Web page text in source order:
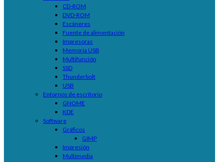
CD-ROM
DVD-ROM
Escáneres
Fuente de alimentación
Impresoras
Memoria USB
Multifunción
SSD
Thunderbolt
USB
Entornos de escritorio
GNOME
KDE
Software
Gráficos
GIMP
Impresión
Multimedia